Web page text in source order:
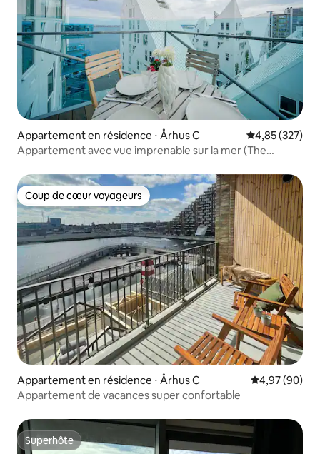
Appartement en résidence ⋅ Århus C Évaluation
4,85 (327)
Appartement avec vue imprenable sur la mer (The
Coup de cœur voyageurs
Coup de cœur voyageurs
Appartement en résidence ⋅ Århus C Évaluation
4,97 (90)
Appartement de vacances super confortable
Superhôte
Superhôte